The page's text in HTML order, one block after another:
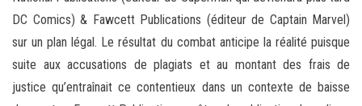
DC Comics) & Fawcett Publications (éditeur de Captain Marvel)
sur un plan légal. Le résultat du combat anticipe la réalité puisque
suite aux accusations de plagiats et au montant des frais de
justice qu’entraînait ce contentieux dans un contexte de baisse